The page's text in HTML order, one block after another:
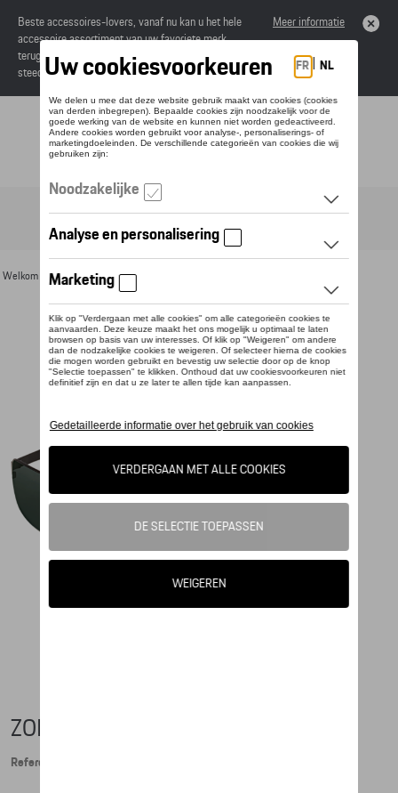
Beste accessoires-lovers, vanaf nu kan u het hele
accessoire assortiment van uw favoriete merk
terugvinden in de online catalogus. Deze kunnen
steeds besteld worden via uw dealer.
Meer informatie
Toggle navigation
Welkom >Voor u >Zonnebrillen
ZONNEBRIL P´8565 ZWART
Referentie: WAP0785650JA63